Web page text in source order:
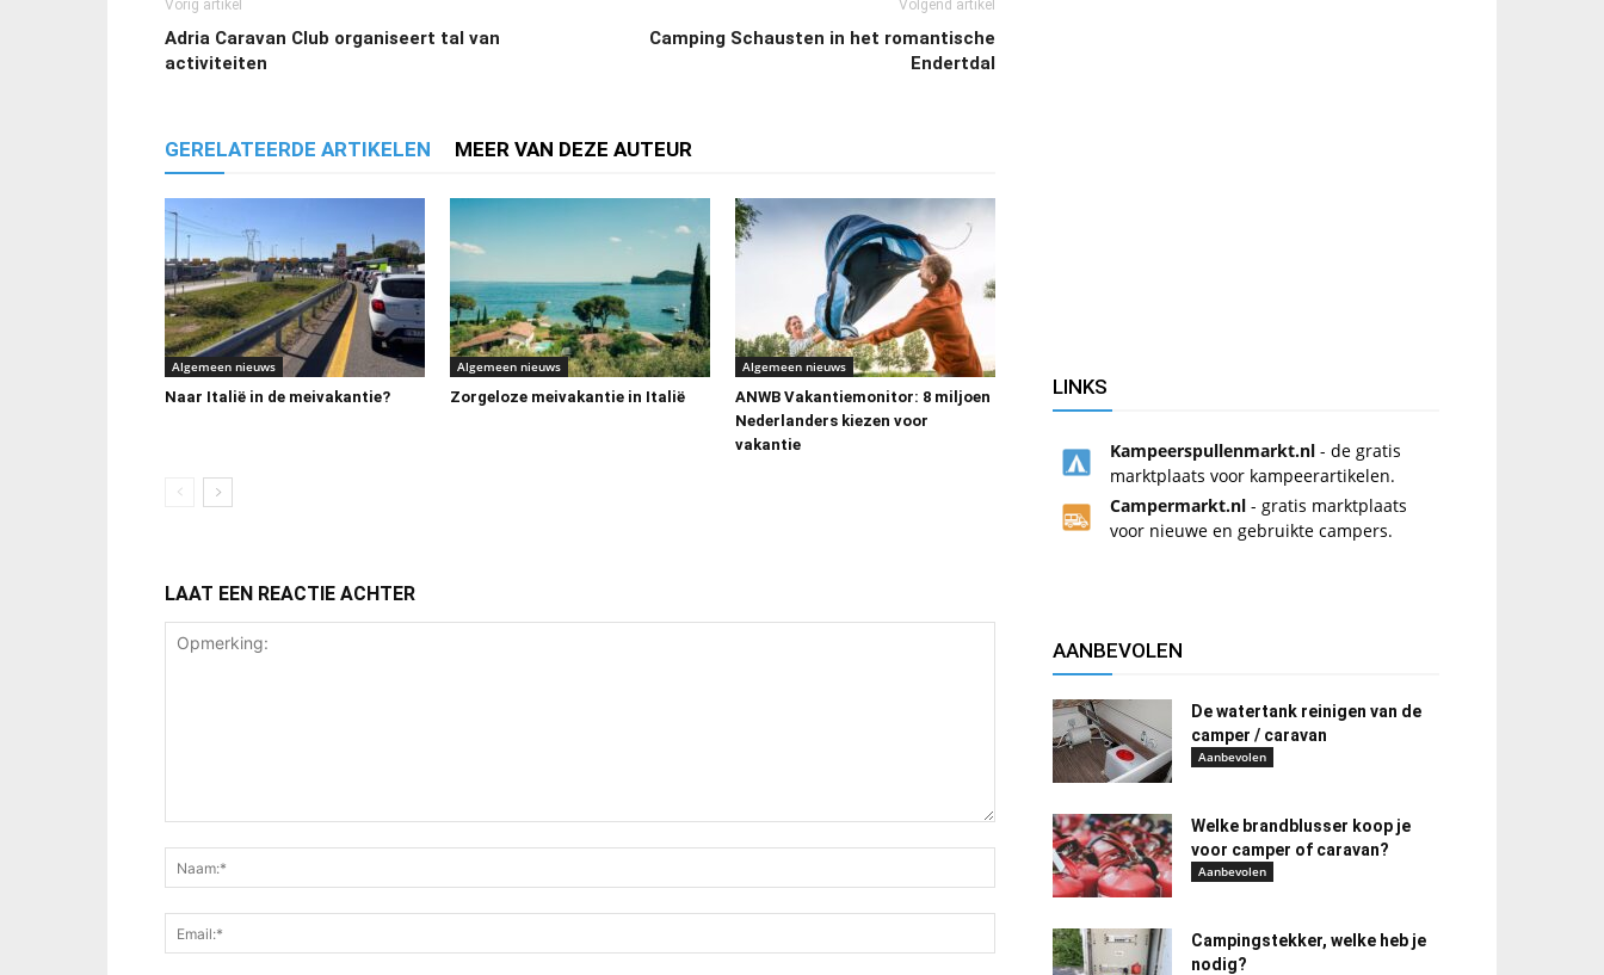
Vorig artikel
Adria Caravan Club organiseert tal van
activiteiten
Volgend artikel
Camping Schausten in het romantische
Endertdal
GERELATEERDE ARTIKELEN MEER VAN DEZE AUTEUR
Algemeen nieuws
Naar Italië in de meivakantie?
Algemeen nieuws
Zorgeloze meivakantie in Italië
Algemeen nieuws
ANWB Vakantiemonitor: 8 miljoen
Nederlanders kiezen voor
vakantie
LAAT EEN REACTIE ACHTER
LINKS
Kampeerspullenmarkt.nl - de gratis
marktplaats voor kampeerartikelen.
Campermarkt.nl - gratis marktplaats
voor nieuwe en gebruikte campers.
AANBEVOLEN
De watertank reinigen van de
camper / caravan
Aanbevolen
Welke brandblusser koop je
voor camper of caravan?
Aanbevolen
Campingstekker, welke heb je
nodig?